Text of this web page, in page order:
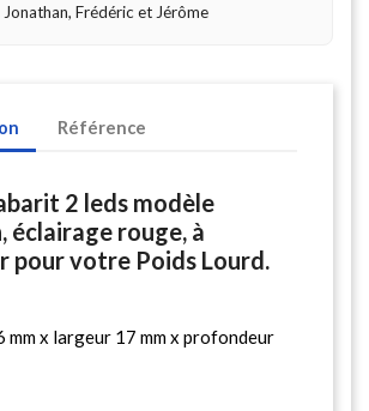
Frédéric et Jérôme
Référence
2 leds modèle
éclairage rouge, à
pour votre Poids Lourd.
mm x largeur 17 mm x profondeur